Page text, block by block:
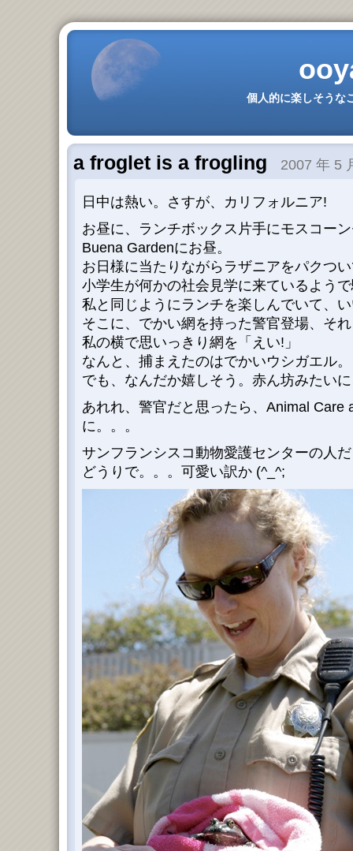
個人的に楽しそうな
a froglet is a frogling 2007 年 5
日中は熱い。さすが、カリフォルニア!
お昼に、ランチボックス片手にモスコー
Buena Gardenにお昼。
お日様に当たりながらラザニアをパクつ
小学生が何かの社会見学に来ているよう
私と同じようにランチを楽しんでいて、
そこに、でかい網を持った警官登場、そ
私の横で思いっきり網を「えい!」
なんと、捕まえたのはでかいウシガエル。
でも、なんだか嬉しそう。赤ん坊みたい
あれれ、警官だと思ったら、Animal Care
に。。。
サンフランシスコ動物愛護センターの人
どうりで。。。可愛い訳か (^_^;